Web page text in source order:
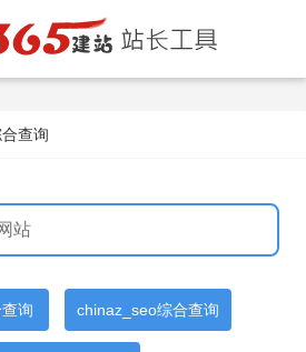
查询
询 chinaz_seo综合查询